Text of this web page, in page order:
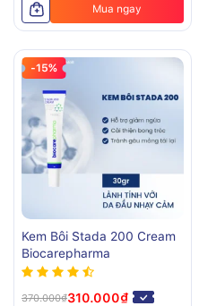
Mua ngay
-15%
Kem Bôi Stada 200 Cream
Biocarepharma
370.000₫310.000₫